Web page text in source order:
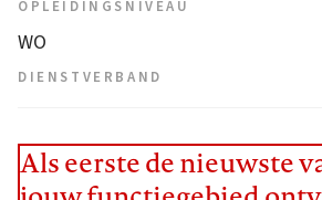
OPLEIDINGSNIVEAU
WO
DIENSTVERBAND
Als eerste de nieuwste